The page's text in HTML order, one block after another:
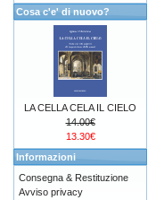
Cosa c'e' di nuovo?
LA CELLA CELA IL CIELO
14.00€
13.30€
Informazioni
Consegna & Restituzione
Avviso privacy